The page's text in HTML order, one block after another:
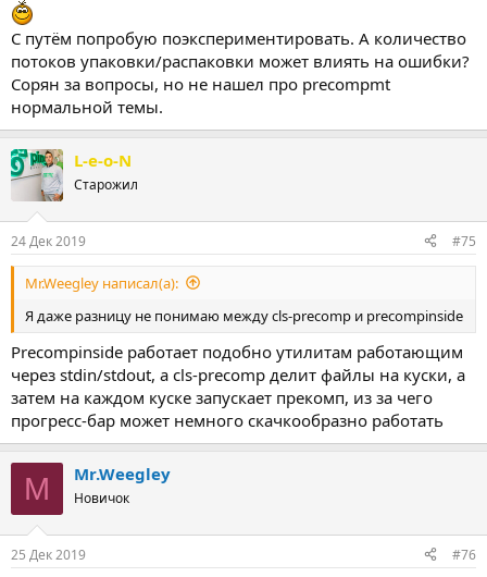
С путём попробую поэкспериментировать. А количество
потоков упаковки/распаковки может влиять на ошибки?
Сорян за вопросы, но не нашел про precompmt
нормальной темы.
L-e-o-N
Старожил
24 Дек 2019 #75
Mr.Weegley написал(а):
Я даже разницу не понимаю между cls-precomp и precompinside
Precompinside работает подобно утилитам работающим
через stdin/stdout, а cls-precomp делит файлы на куски, а
затем на каждом куске запускает прекомп, из за чего
прогресс-бар может немного скачкообразно работать
M Mr.Weegley
Новичок
25 Дек 2019 #76